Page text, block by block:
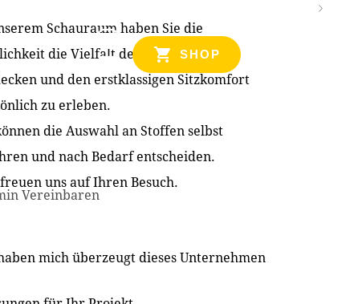
SHOP
Schauraum haben Sie die
die Vielfalt der Produkte zu
und den erstklassigen Sitzkomfort
zu erleben.
die Auswahl an Stoffen selbst
und nach Bedarf entscheiden.
uns auf Ihren Besuch.
Vereinbaren
mich überzeugt dieses Unternehmen